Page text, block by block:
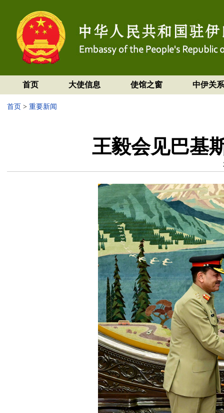
首页 大使信息 使馆之窗 中伊关系
首页 > 重要新闻
王毅会见巴基